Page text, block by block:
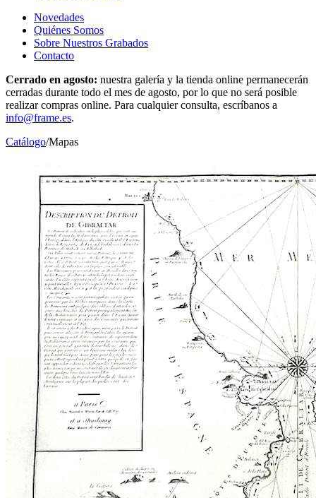
Novedades
Quiénes Somos
Sobre Nuestros Grabados
Contacto
Cerrado en agosto: nuestra galería y la tienda online permanecerán
cerradas durante todo el mes de agosto, por lo que no será posible
realizar compras online. Para cualquier consulta, escríbanos a
info@frame.es.
Catálogo/Mapas